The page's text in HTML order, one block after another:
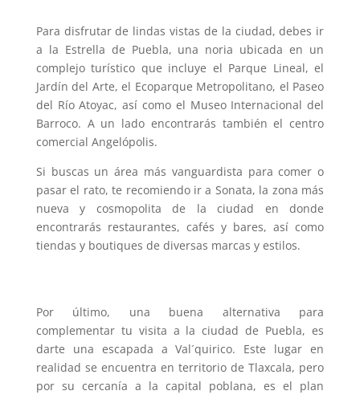
Para disfrutar de lindas vistas de la ciudad, debes ir
a la Estrella de Puebla, una noria ubicada en un
complejo turístico que incluye el Parque Lineal, el
Jardín del Arte, el Ecoparque Metropolitano, el Paseo
del Río Atoyac, así como el Museo Internacional del
Barroco. A un lado encontrarás también el centro
comercial Angelópolis.
Si buscas un área más vanguardista para comer o
pasar el rato, te recomiendo ir a Sonata, la zona más
nueva y cosmopolita de la ciudad en donde
encontrarás restaurantes, cafés y bares, así como
tiendas y boutiques de diversas marcas y estilos.
Por último, una buena alternativa para
complementar tu visita a la ciudad de Puebla, es
darte una escapada a Val´quirico. Este lugar en
realidad se encuentra en territorio de Tlaxcala, pero
por su cercanía a la capital poblana, es el plan